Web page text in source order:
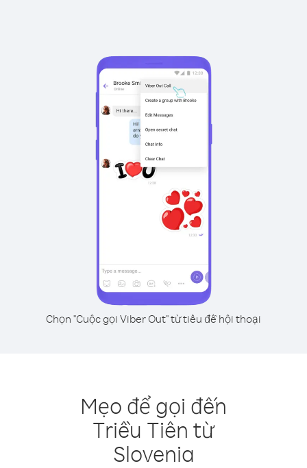
Chọn "Cuộc gọi Viber Out" từ tiêu đề hội thoại
Mẹo để gọi đến
Triều Tiên từ
Slovenia